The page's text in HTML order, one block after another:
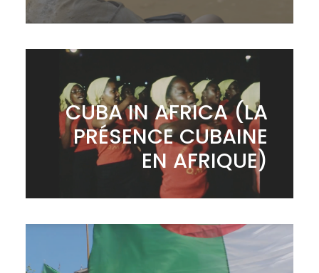
CUBA IN AFRICA (LA
PRÉSENCE CUBAINE
EN AFRIQUE)